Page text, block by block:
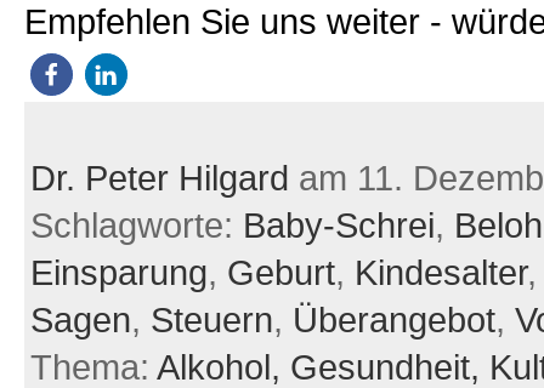
Empfehlen Sie uns weiter -
Dr. Peter Hilgard am 11.
Schlagworte: Baby-Schrei,
Einsparung, Geburt, Kindesalter
Sagen, Steuern, Überangebot,
Thema: Alkohol, Gesundheit,